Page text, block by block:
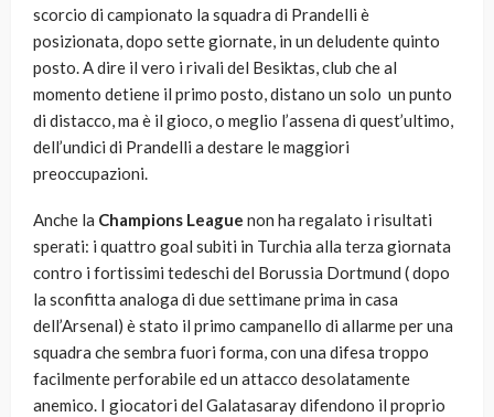
scorcio di campionato la squadra di Prandelli è
posizionata, dopo sette giornate, in un deludente quinto
posto. A dire il vero i rivali del Besiktas, club che al
momento detiene il primo posto, distano un solo un punto
di distacco, ma è il gioco, o meglio l’assena di quest’ultimo,
dell’undici di Prandelli a destare le maggiori
preoccupazioni.
Anche la Champions League non ha regalato i risultati
sperati: i quattro goal subiti in Turchia alla terza giornata
contro i fortissimi tedeschi del Borussia Dortmund ( dopo
la sconfitta analoga di due settimane prima in casa
dell’Arsenal) è stato il primo campanello di allarme per una
squadra che sembra fuori forma, con una difesa troppo
facilmente perforabile ed un attacco desolatamente
anemico. I giocatori del Galatasaray difendono il proprio